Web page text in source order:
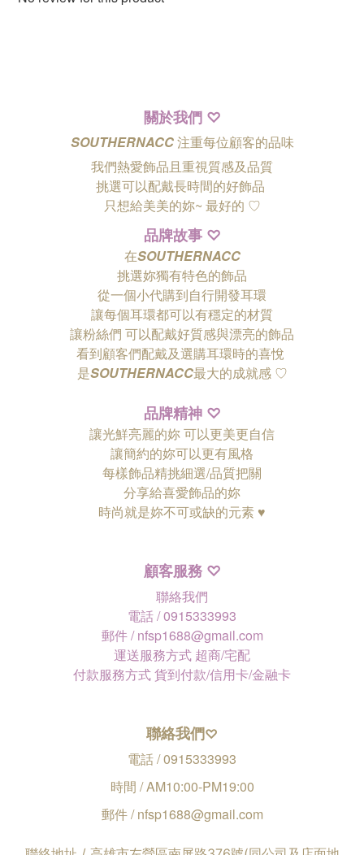
關於我們 ♡
SOUTHERNACC注重每位顧客的品味
我們熱愛飾品且重視質感及品質
挑選可以配戴長時間的好飾品
只想給美美的妳~ 最好的 ♡
品牌故事 ♡
在SOUTHERNACC
挑選妳獨有特色的飾品
從一個小代購到自行開發耳環
讓每個耳環都可以有穩定的材質
讓粉絲們 可以配戴好質感與漂亮的飾品
看到顧客們配戴及選購耳環時的喜悅
是SOUTHERNACC最大的成就感 ♡
品牌精神 ♡
讓光鮮亮麗的妳 可以更美更自信
讓簡約的妳可以更有風格
每樣飾品精挑細選/品質把關
分享給喜愛飾品的妳
時尚就是妳不可或缺的元素 ♥
顧客服務 ♡
聯絡我們
電話 / 0915333993
郵件 / nfsp1688@gmail.com
運送服務方式 超商/宅配
付款服務方式 貨到付款/信用卡/金融卡
聯絡我們♡
電話 / 0915333993
時間 / AM10:00-PM19:00
郵件 / nfsp1688@gmail.com